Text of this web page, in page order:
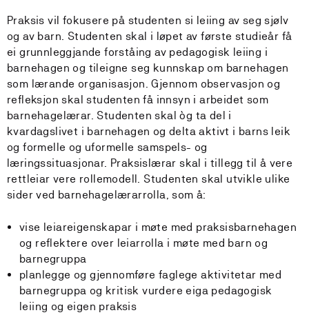
Praksis vil fokusere på studenten si leiing av seg sjølv
og av barn. Studenten skal i løpet av første studieår få
ei grunnleggjande forståing av pedagogisk leiing i
barnehagen og tileigne seg kunnskap om barnehagen
som lærande organisasjon. Gjennom observasjon og
refleksjon skal studenten få innsyn i arbeidet som
barnehagelærar. Studenten skal òg ta del i
kvardagslivet i barnehagen og delta aktivt i barns leik
og formelle og uformelle samspels- og
læringssituasjonar. Praksislærar skal i tillegg til å vere
rettleiar vere rollemodell. Studenten skal utvikle ulike
sider ved barnehagelærarrolla, som å:
vise leiareigenskapar i møte med praksisbarnehagen
og reflektere over leiarrolla i møte med barn og
barnegruppa
planlegge og gjennomføre faglege aktivitetar med
barnegruppa og kritisk vurdere eiga pedagogisk
leiing og eigen praksis